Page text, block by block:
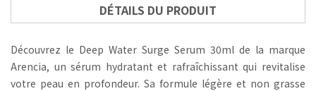
DÉTAILS DU PRODUIT
Découvrez le Deep Water Surge Serum 30ml de la marque
Arencia, un sérum hydratant et rafraîchissant qui revitalise
votre peau en profondeur. Sa formule légère et non grasse